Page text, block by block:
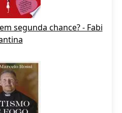
segunda chance? - Fabi